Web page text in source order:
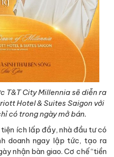
T&T City Millennia sẽ diễn ra
Hotel & Suites Saigon với
có trong ngày mở bán.
ích lấp đầy, nhà đầu tư có
doanh ngay lập tức, tạo ra
nhận bàn giao. Cơ chế “tiền